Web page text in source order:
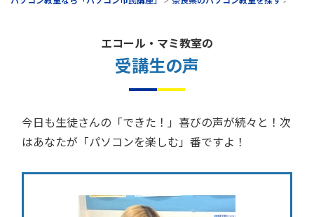
エコール・マミ教室の
受講生の声
今日も生徒さんの「できた！」喜びの声が続々と！次
はあなたが「パソコンを楽しむ」番ですよ！